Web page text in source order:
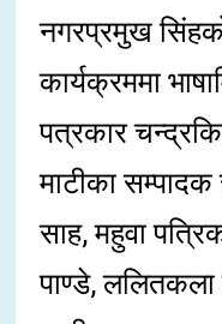
नगरप्रमुख
कार्यक्रममा
पत्रकार
माटीका सम्पादक
साह, महुवा
पाण्डे,